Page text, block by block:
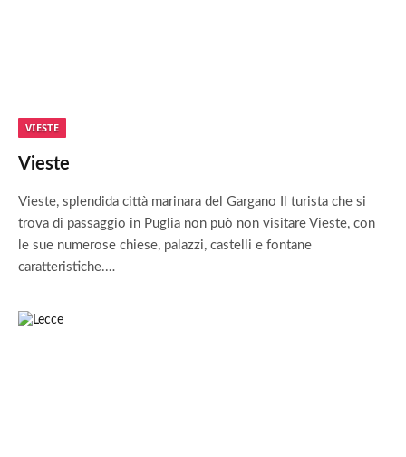
VIESTE
Vieste
Vieste, splendida città marinara del Gargano Il turista che si
trova di passaggio in Puglia non può non visitare Vieste, con
le sue numerose chiese, palazzi, castelli e fontane
caratteristiche.…